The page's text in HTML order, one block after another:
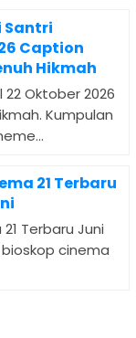
Santri
Caption
Hikmah
Oktober 2026
Kumpulan
21 Terbaru
Terbaru Juni
cinema